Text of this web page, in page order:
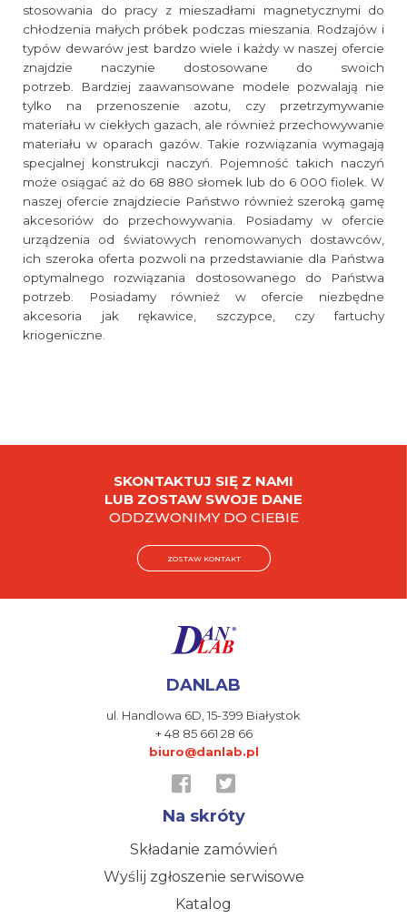
stosowania do pracy z mieszadłami magnetycznymi do
chłodzenia małych próbek podczas mieszania. Rodzajów i
typów dewarów jest bardzo wiele i każdy w naszej ofercie
znajdzie naczynie dostosowane do swoich
potrzeb. Bardziej zaawansowane modele pozwalają nie
tylko na przenoszenie azotu, czy przetrzymywanie
materiału w ciekłych gazach, ale również przechowywanie
materiału w oparach gazów. Takie rozwiązania wymagają
specjalnej konstrukcji naczyń. Pojemność takich naczyń
może osiągać aż do 68 880 słomek lub do 6 000 fiolek. W
naszej ofercie znajdziecie Państwo również szeroką gamę
akcesoriów do przechowywania. Posiadamy w ofercie
urządzenia od światowych renomowanych dostawców,
ich szeroka oferta pozwoli na przedstawianie dla Państwa
optymalnego rozwiązania dostosowanego do Państwa
potrzeb. Posiadamy również w ofercie niezbędne
akcesoria jak rękawice, szczypce, czy fartuchy
kriogeniczne.
SKONTAKTUJ SIĘ Z NAMI
LUB ZOSTAW SWOJE DANE
ODDZWONIMY DO CIEBIE
ZOSTAW KONTAKT
DANLAB
ul. Handlowa 6D, 15-399 Białystok
+ 48 85 661 28 66
biuro@danlab.pl
Na skróty
Składanie zamówień
Wyślij zgłoszenie serwisowe
Katalog